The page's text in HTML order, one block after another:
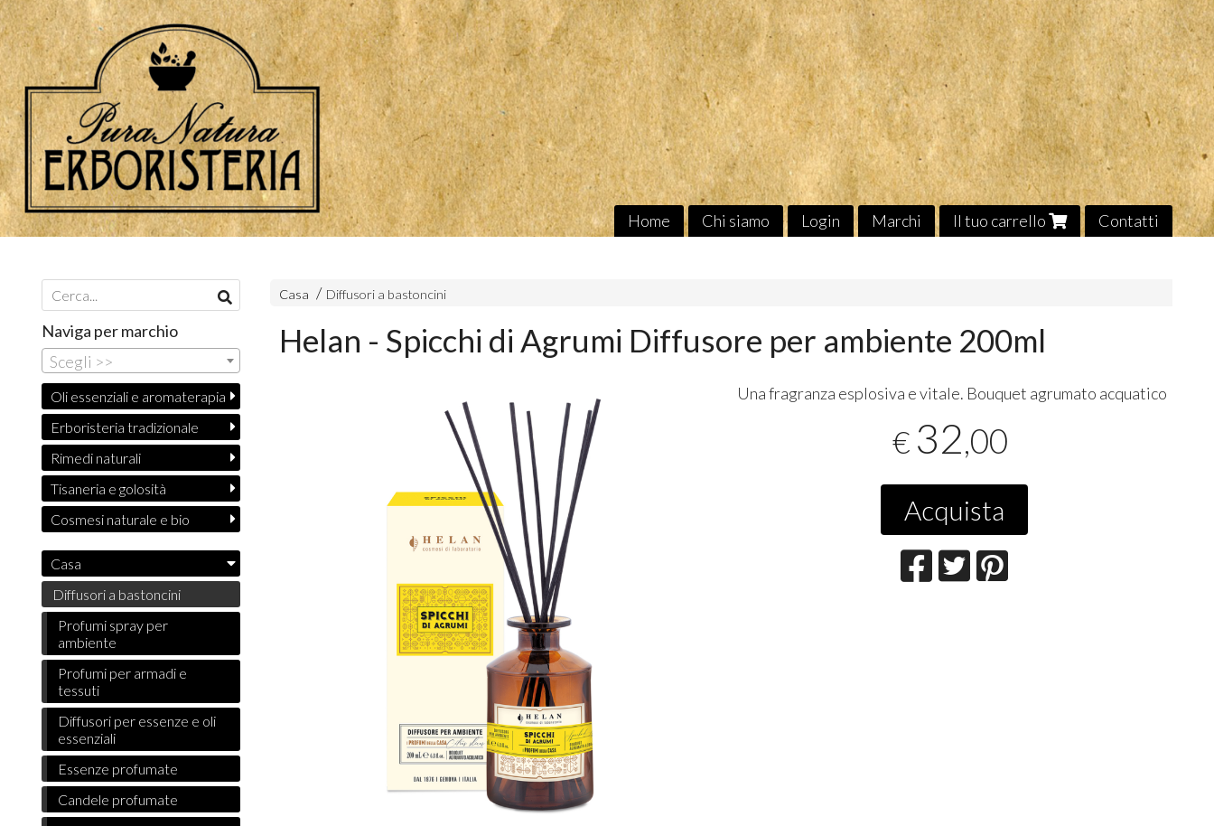
Home Chi siamo Login Marchi Il tuo carrello Contatti
Casa Diffusori a bastoncini
Helan - Spicchi di Agrumi Diffusore per ambiente 200ml
Una fragranza esplosiva e vitale. Bouquet agrumato acquatico
€ 32,00
Acquista
Naviga per marchio
Scegli >>
Oli essenziali e aromaterapia
Erboristeria tradizionale
Rimedi naturali
Tisaneria e golosità
Cosmesi naturale e bio
Casa
Diffusori a bastoncini
Profumi spray per
ambiente
Profumi per armadi e
tessuti
Diffusori per essenze e oli
essenziali
Essenze profumate
Candele profumate